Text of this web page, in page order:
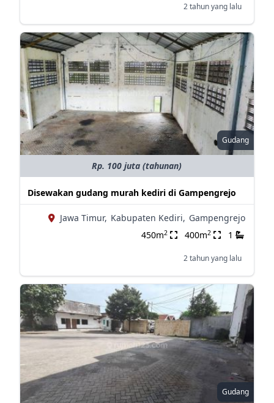
2 tahun yang lalu
Gudang
Rp. 100 juta (tahunan)
Disewakan gudang murah kediri di Gampengrejo
Jawa Timur, Kabupaten Kediri, Gampengrejo
450m2 400m2 1
2 tahun yang lalu
Gudang